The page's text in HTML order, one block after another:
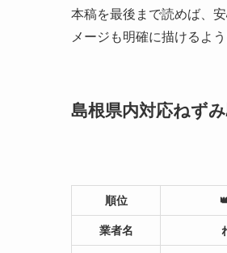
本稿を最後まで読めば、
メージも明確に描けるよう
島根県内対応ねず
順位
業者名